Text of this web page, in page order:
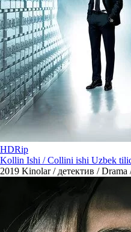
HDRip
Kollin Ishi / Collini ishi Uzbek
2019 Kinolar / детектив /